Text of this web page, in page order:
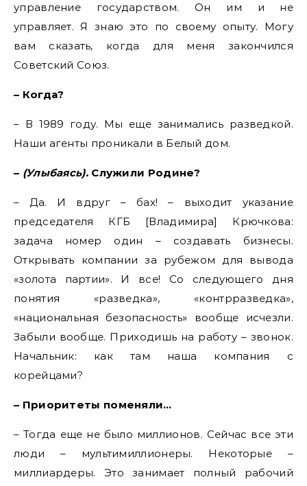
управление государством. Он им и не
управляет. Я знаю это по своему опыту. Могу
вам сказать, когда для меня закончился
Советский Союз.
– Когда?
– В 1989 году. Мы еще занимались разведкой.
Наши агенты проникали в Белый дом.
– (Улыбаясь).Служили Родине?
– Да. И вдруг – бах! – выходит указание
председателя КГБ [Владимира] Крючкова:
задача номер один – создавать бизнесы.
Открывать компании за рубежом для вывода
«золота партии». И все! Со следующего дня
понятия «разведка», «контрразведка»,
«национальная безопасность» вообще исчезли.
Забыли вообще. Приходишь на работу – звонок.
Начальник: как там наша компания с
корейцами?
– Приоритеты поменяли…
– Тогда еще не было миллионов. Сейчас все эти
люди – мультимиллионеры. Некоторые –
миллиардеры. Это занимает полный рабочий